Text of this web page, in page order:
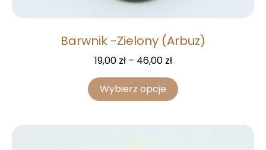
Barwnik -Zielony (Arbuz)
19,00 zł – 46,00 zł
Wybierz opcje